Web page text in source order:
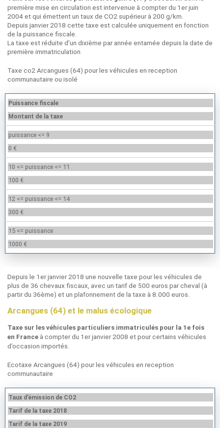
première mise en circulation est intervenue à compter du 1er juin
2004 et qui émettent un taux de CO2 supérieur à 200 g/km.
Depuis janvier 2018 cette taxe est calculée uniquement en fonction
de la puissance fiscale.
La taxe est réduite d'un dixième par année entamée depuis la date de
première immatriculation
Taxe co2 Arcangues (64) pour les véhicules en reception
communautaire ou isolé
Puissance fiscale
Montant de la taxe
puissance <= 9
0 €
10 <= puissance <= 11
100 €
12 <= puissance <= 14
300 €
15 <= puissance
1000 €
Depuis le 1er janvier 2018 une nouvelle taxe pour les véhicules de
plus de 36 chevaux fiscaux, avec un tarif de 500 euros par cheval (à
partir du 36ème) et un plafonnement de la taxe à 8.000 euros.
Arcangues (64) et le malus écologique
Taxe sur les véhicules particuliers immatriculés pour la 1e fois
en France à compter du 1er janvier 2008 et pour certains véhicules
d’occasion importés.
Ecotaxe Arcangues (64) pour les véhicules en reception
communautaire
Taux d’émission de CO2
Tarif de la taxe 2018
Tarif de la taxe 2019